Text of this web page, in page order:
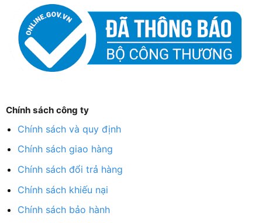
Chính sách công ty
Chính sách và quy định
Chính sách giao hàng
Chính sách đổi trả hàng
Chính sách khiếu nại
Chính sách bảo hành